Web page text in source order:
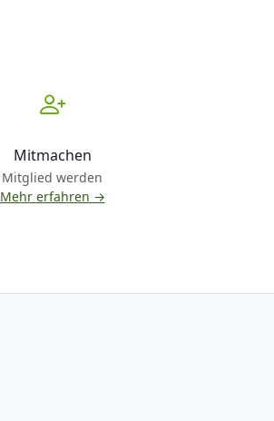
Mitmachen
Mitglied werden
Mehr erfahren →